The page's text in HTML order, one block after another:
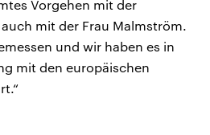
Vorgehen mit der
mit der Frau Malmström.
und wir haben es in
mit den europäischen